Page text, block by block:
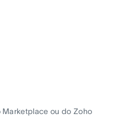
ou do Zoho